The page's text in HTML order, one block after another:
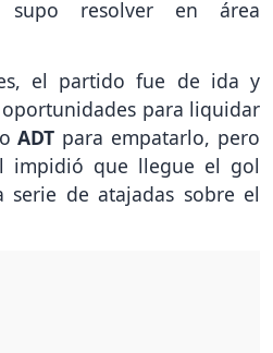
supo resolver en área
el partido fue de ida y
para liquidar
ADT para empatarlo, pero
impidió que llegue el gol
serie de atajadas sobre el